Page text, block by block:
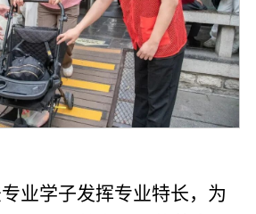
业学子发挥专业特长，为